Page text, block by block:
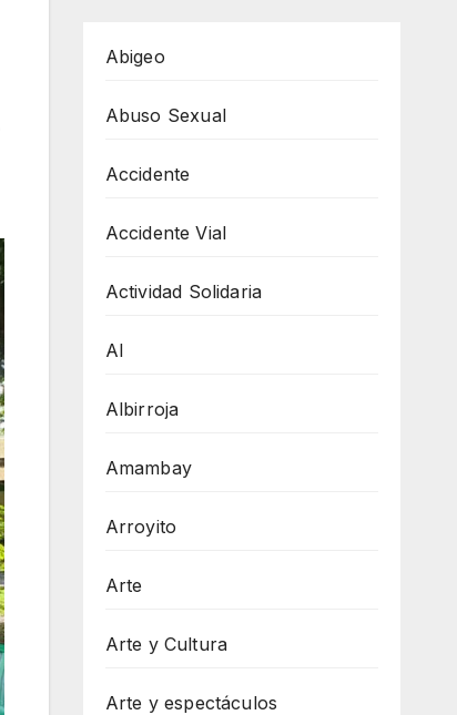
Abigeo
Abuso Sexual
Accidente
Accidente Vial
Actividad Solidaria
AI
Albirroja
Amambay
Arroyito
Arte
Arte y Cultura
Arte y espectáculos